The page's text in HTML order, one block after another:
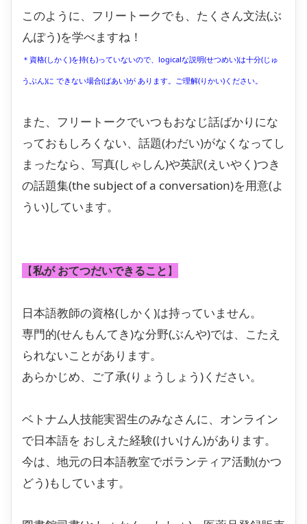
このように、フリートークでも、たくさん文法(ぶ
んぽう)を学べますね！
＊資格(しかく)を持(も)っていないので、logicalな説明(せつめい)は十分(じゅ
うぶん)に できない場合(ばあい)が あります。ご理解(りかい)ください。
また、フリートークでいつもおなじ話ばかりにな
っておもしろくない、話題(わだい)がなくなってし
まったなら、写真(しゃしん)や英訳(えいやく)つき
の話題集(the subject of a conversation)を用意(よ
うい)しています。
【私が おてつだいできること】
日本語教師の資格(しかく)は持っていません。
専門的(せんもんてき)な分野(ぶんや)では、こたえ
られないことがあります。
あらかじめ、ご了承(りょうしょう)ください。
ベトナム人技能実習生のみなさんに、オンライン
で日本語を おしえた経験(けいけん)があります。
今は、地元の日本語教室でボランティア活動(かつ
どう)もしています。